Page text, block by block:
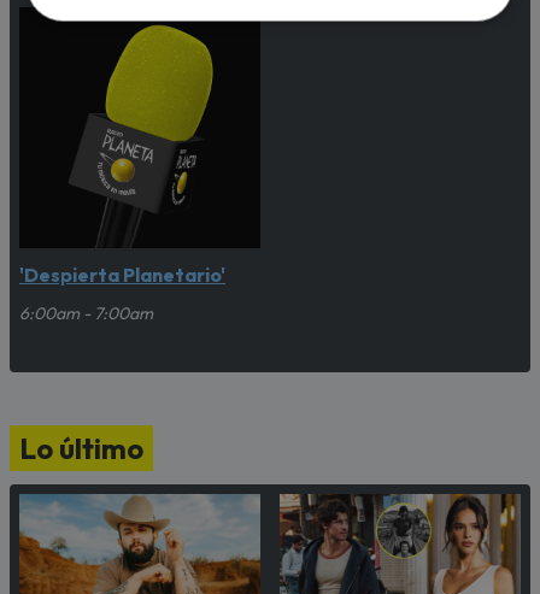
'Despierta Planetario'
6:00am - 7:00am
Lo último